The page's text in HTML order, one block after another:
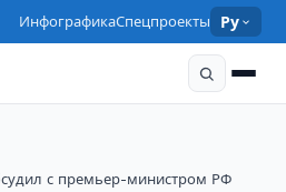
ИнфографикаСпецпроекты Ру
с премьер-министром РФ